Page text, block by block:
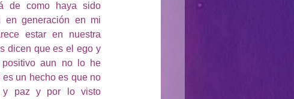
de como haya sido
en generación en mi
estar en nuestra
dicen que es el ego y
aun no lo he
un hecho es que no
y paz y por lo visto